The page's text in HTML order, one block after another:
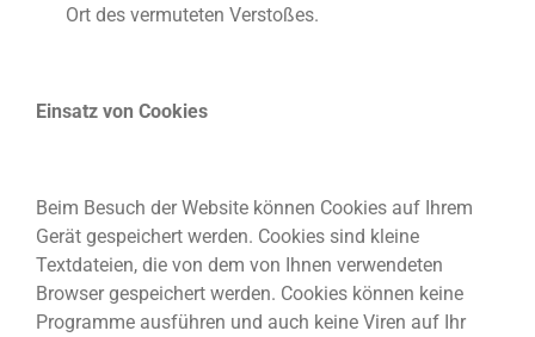
Ort des vermuteten Verstoßes.
Einsatz von Cookies
Beim Besuch der Website können Cookies auf Ihrem
Gerät gespeichert werden. Cookies sind kleine
Textdateien, die von dem von Ihnen verwendeten
Browser gespeichert werden. Cookies können keine
Programme ausführen und auch keine Viren auf Ihr